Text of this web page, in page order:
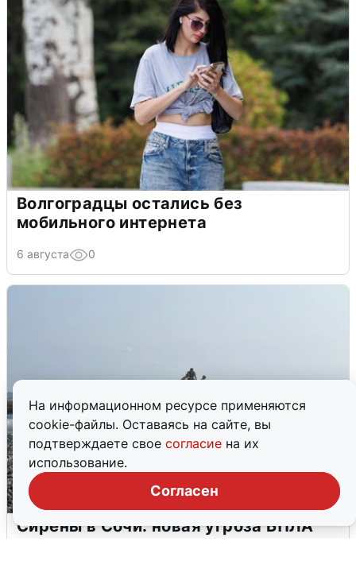
На информационном ресурсе применяются
cookie-файлы. Оставаясь на сайте, вы
подтверждаете свое согласие на их
использование.
Согласен
Волгоградцы остались без
мобильного интернета
6 августа 0
Сирены в Сочи: новая угроза БПЛА